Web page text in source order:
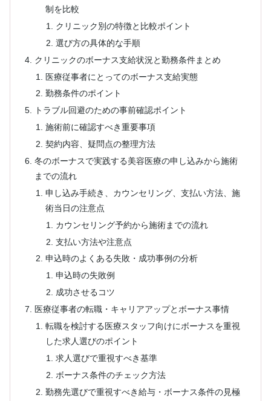
制を比較
クリニック別の特徴と比較ポイント
選び方の具体的な手順
クリニックのボーナス支給状況と勤務条件まとめ
医療従事者にとってのボーナス支給実態
勤務条件のポイント
トラブル回避のための事前確認ポイント
施術前に確認すべき重要事項
契約内容、疑問点の整理方法
冬のボーナスで実践する美容医療の申し込みから施術
までの流れ
申し込み手続き、カウンセリング、支払い方法、施
術当日の注意点
カウンセリング予約から施術までの流れ
支払い方法や注意点
申込時のよくある失敗・成功事例の分析
申込時の失敗例
成功させるコツ
医療従事者の転職・キャリアアップとボーナス事情
転職を検討する医療スタッフ向けにボーナスを重視
した求人選びのポイント
求人選びで重視すべき基準
ボーナス条件のチェック方法
勤務先選びで重視すべき給与・ボーナス条件の見極